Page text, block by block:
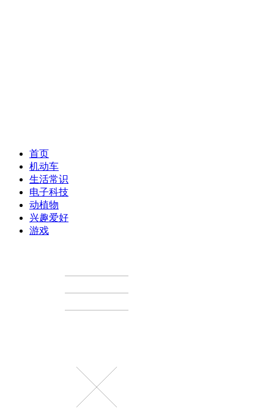
首页
机动车
生活常识
电子科技
动植物
兴趣爱好
游戏